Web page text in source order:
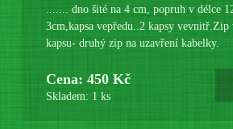
....... dno šité na 4 cm, popruh v délce
3cm,kapsa vepředu..2 kapsy
kapsu- druhý zip na uzavření kabelky.
Cena: 450 Kč
Skladem: 1 ks